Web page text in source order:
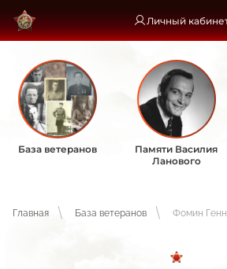
Личный
База ветеранов
Памяти Василия
Ланового
Главная База ветеранов Фомин